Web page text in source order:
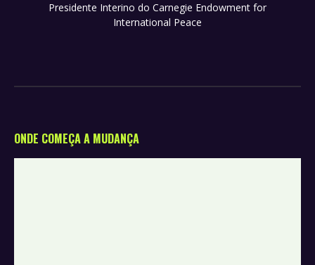
Presidente Interino do Carnegie Endowment for
International Peace
ONDE COMEÇA A MUDANÇA